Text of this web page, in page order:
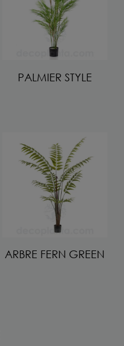
PALMIER STYLE
ARBRE FERN GREEN